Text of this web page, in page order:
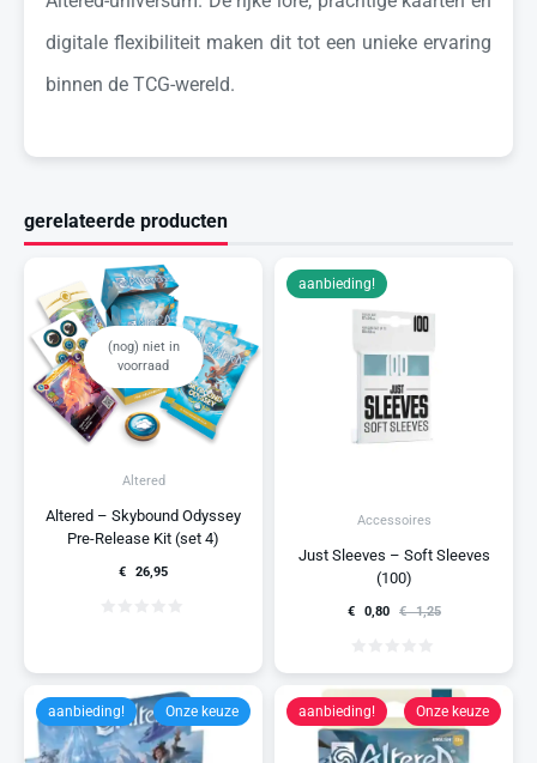
digitale flexibiliteit maken dit tot een unieke ervaring
binnen de TCG-wereld.
gerelateerde producten
(nog) niet in
voorraad
Altered
Altered – Skybound Odyssey
Pre-Release Kit (set 4)
€ 26,95
Accessoires
Just Sleeves – Soft Sleeves
(100)
€ 1,25
€ 0,80
aanbieding!
aanbieding! Onze keuze aanbieding! Onze keuze